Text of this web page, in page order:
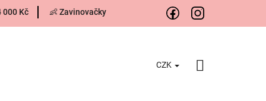
000 Kč 👶 Zavinovačky
CZK